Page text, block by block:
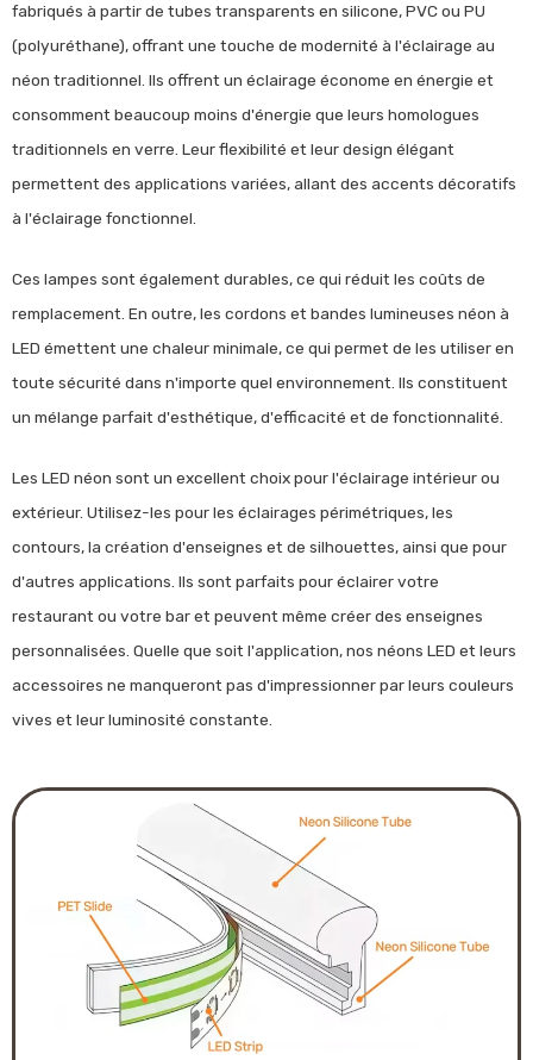
fabriqués à partir de tubes transparents en silicone, PVC ou PU
(polyuréthane), offrant une touche de modernité à l'éclairage au
néon traditionnel. Ils offrent un éclairage économe en énergie et
consomment beaucoup moins d'énergie que leurs homologues
traditionnels en verre. Leur flexibilité et leur design élégant
permettent des applications variées, allant des accents décoratifs
à l'éclairage fonctionnel.
Ces lampes sont également durables, ce qui réduit les coûts de
remplacement. En outre, les cordons et bandes lumineuses néon à
LED émettent une chaleur minimale, ce qui permet de les utiliser en
toute sécurité dans n'importe quel environnement. Ils constituent
un mélange parfait d'esthétique, d'efficacité et de fonctionnalité.
Les LED néon sont un excellent choix pour l'éclairage intérieur ou
extérieur. Utilisez-les pour les éclairages périmétriques, les
contours, la création d'enseignes et de silhouettes, ainsi que pour
d'autres applications. Ils sont parfaits pour éclairer votre
restaurant ou votre bar et peuvent même créer des enseignes
personnalisées. Quelle que soit l'application, nos néons LED et leurs
accessoires ne manqueront pas d'impressionner par leurs couleurs
vives et leur luminosité constante.